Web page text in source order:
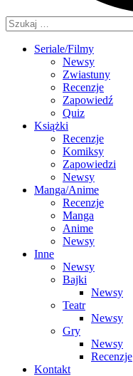
Szukaj:
Seriale/Filmy
Newsy
Zwiastuny
Recenzje
Zapowiedź
Quiz
Książki
Recenzje
Komiksy
Zapowiedzi
Newsy
Manga/Anime
Recenzje
Manga
Anime
Newsy
Inne
Newsy
Bajki
Newsy
Teatr
Newsy
Gry
Newsy
Recenzje
Kontakt